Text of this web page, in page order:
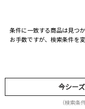
条件に一致する商品は見つ
お手数ですが、検索条件を
今シー
（検索条